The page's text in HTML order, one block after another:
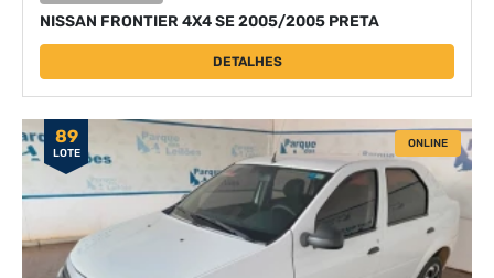
NISSAN FRONTIER 4X4 SE 2005/2005 PRETA
DETALHES
89
LOTE
ONLINE